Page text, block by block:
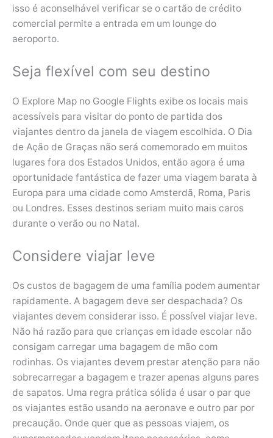
isso é aconselhável verificar se o cartão de crédito
comercial permite a entrada em um lounge do
aeroporto.
Seja flexível com seu destino
O Explore Map no Google Flights exibe os locais mais
acessíveis para visitar do ponto de partida dos
viajantes dentro da janela de viagem escolhida. O Dia
de Ação de Graças não será comemorado em muitos
lugares fora dos Estados Unidos, então agora é uma
oportunidade fantástica de fazer uma viagem barata à
Europa para uma cidade como Amsterdã, Roma, Paris
ou Londres. Esses destinos seriam muito mais caros
durante o verão ou no Natal.
Considere viajar leve
Os custos de bagagem de uma família podem aumentar
rapidamente. A bagagem deve ser despachada? Os
viajantes devem considerar isso. É possível viajar leve.
Não há razão para que crianças em idade escolar não
consigam carregar uma bagagem de mão com
rodinhas. Os viajantes devem prestar atenção para não
sobrecarregar a bagagem e trazer apenas alguns pares
de sapatos. Uma regra prática sólida é usar o par que
os viajantes estão usando na aeronave e outro par por
precaução. Onde quer que as pessoas viajem, os